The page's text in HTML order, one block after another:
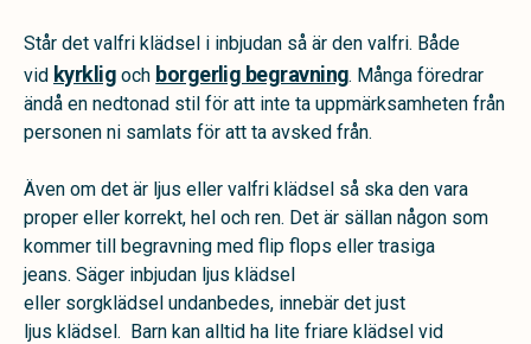
Står det valfri klädsel i inbjudan så är den valfri. Både
vid kyrklig och borgerlig begravning. Många föredrar
ändå en nedtonad stil för att inte ta uppmärksamheten från
personen ni samlats för att ta avsked från.
Även om det är ljus eller valfri klädsel så ska den vara
proper eller korrekt, hel och ren. Det är sällan någon som
kommer till begravning med flip flops eller trasiga
jeans. Säger inbjudan ljus klädsel
eller sorgklädsel undanbedes, innebär det just
ljus klädsel. Barn kan alltid ha lite friare klädsel vid